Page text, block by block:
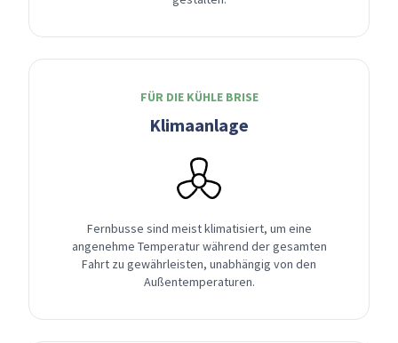
FÜR DIE KÜHLE BRISE
Klimaanlage
Fernbusse sind meist klimatisiert, um eine
angenehme Temperatur während der gesamten
Fahrt zu gewährleisten, unabhängig von den
Außentemperaturen.